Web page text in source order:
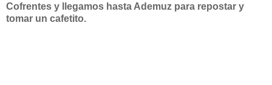
Cofrentes y llegamos hasta Ademuz para repostar y
tomar un cafetito.